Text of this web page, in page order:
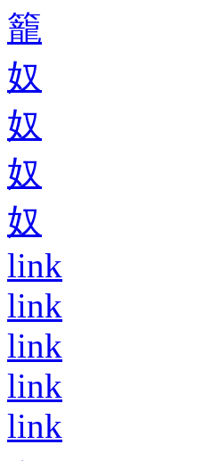
籠
奴
奴
奴
奴
link
link
link
link
link